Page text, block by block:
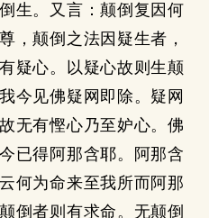
生。又言：颠倒复因何
，颠倒之法因疑生者，
疑心。以疑心故则生颠
今见佛疑网即除。疑网
无有慳心乃至妒心。佛
已得阿那含耶。阿那含
何为命来至我所而阿那
倒者则有求命。无颠倒